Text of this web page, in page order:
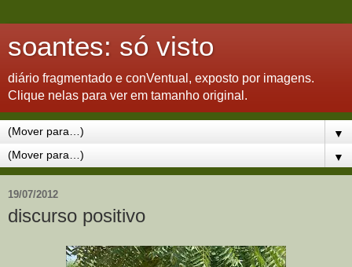
soantes: só visto
diário fragmentado e conVentual, exposto por imagens.
Clique nelas para ver em tamanho original.
▼
▼
19/07/2012
discurso positivo